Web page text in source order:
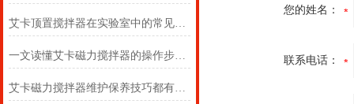
艾卡顶置搅拌器在实验室中的常见用途
一文读懂艾卡磁力搅拌器的操作步骤及注意事项
艾卡磁力搅拌器维护保养技巧都有什么呢？
您的姓名：
联系电话：